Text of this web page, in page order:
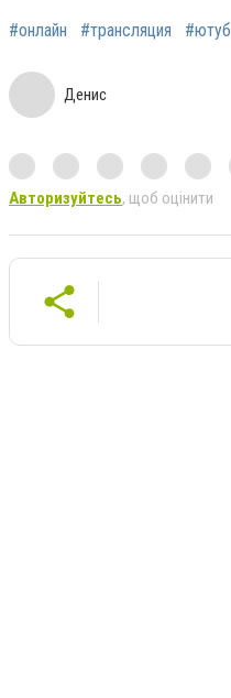
#онлайн #трансляция #ютуб
Денис
Авторизуйтесь, щоб оцінити